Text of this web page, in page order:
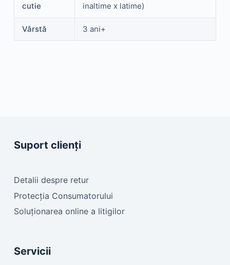
cutie
inaltime x latime)
Vârstă 3 ani+
Suport clienți
Detalii despre retur
Protecția Consumatorului
Soluționarea online a litigilor
Servicii